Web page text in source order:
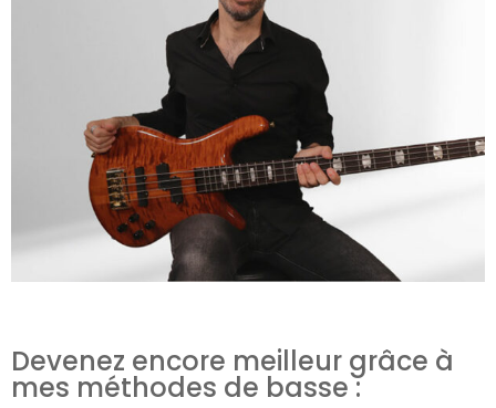
Devenez encore meilleur grâce à
mes méthodes de basse :